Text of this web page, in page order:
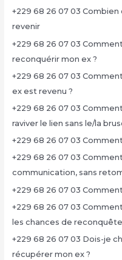
+229 68 26 07 03
revenir
+229 68 26 07 03
reconquérir mon ex ?
+229 68 26 07 03
ex est revenu ?
+229 68 26 07 03
raviver le lien sans le/la
+229 68 26 07 03
+229 68 26 07 03
communication, sans
+229 68 26 07 03
+229 68 26 07 03
les chances de reconquête
+229 68 26 07 03 Dois-je
récupérer mon ex ?